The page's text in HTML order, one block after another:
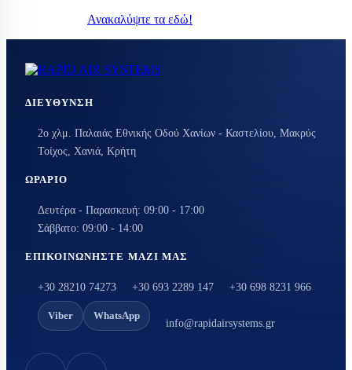
Ανακαλύψτε τα εδώ!
ΔΙΕΎΘΥΝΣΗ
2ο χλμ. Παλαιάς Εθνικής Οδού Χανίων - Καστελίου, Μακρύς
Τοίχος, Χανιά, Κρήτη
ΩΡΆΡΙΟ
Δευτέρα - Παρασκευή: 09:00 - 17:00
Σάββατο: 09:00 - 14:00
ΕΠΙΚΟΙΝΩΝΉΣΤΕ ΜΑΖΊ ΜΑΣ
+30 28210 74273 +30 693 2289 147 +30 698 8231 966
Viber WhatsApp
info@rapidairsystems.gr